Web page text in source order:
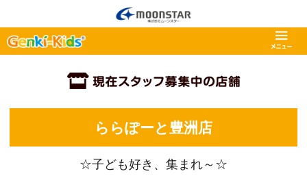
ららぽーと豊洲店
☆子ども好き、集まれ～☆